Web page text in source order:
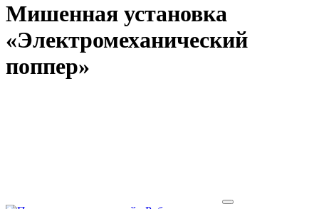
Мишенная установка
«Электромеханический
поппер»